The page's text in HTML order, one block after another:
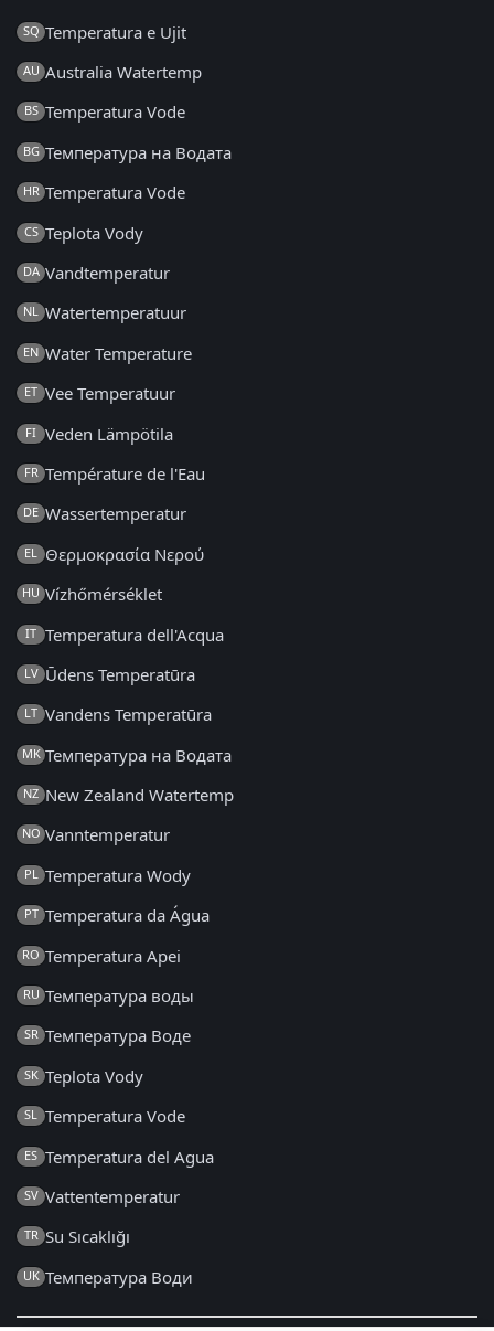
SQ Temperatura e Ujit
AU Australia Watertemp
BS Temperatura Vode
BG Температура на Водата
HR Temperatura Vode
CS Teplota Vody
DA Vandtemperatur
NL Watertemperatuur
EN Water Temperature
ET Vee Temperatuur
FI Veden Lämpötila
FR Température de l'Eau
DE Wassertemperatur
EL Θερμοκρασία Νερού
HU Vízhőmérséklet
IT Temperatura dell'Acqua
LV Ūdens Temperatūra
LT Vandens Temperatūra
MK Температура на Водата
NZ New Zealand Watertemp
NO Vanntemperatur
PL Temperatura Wody
PT Temperatura da Água
RO Temperatura Apei
RU Температура воды
SR Температура Воде
SK Teplota Vody
SL Temperatura Vode
ES Temperatura del Agua
SV Vattentemperatur
TR Su Sıcaklığı
UK Температура Води